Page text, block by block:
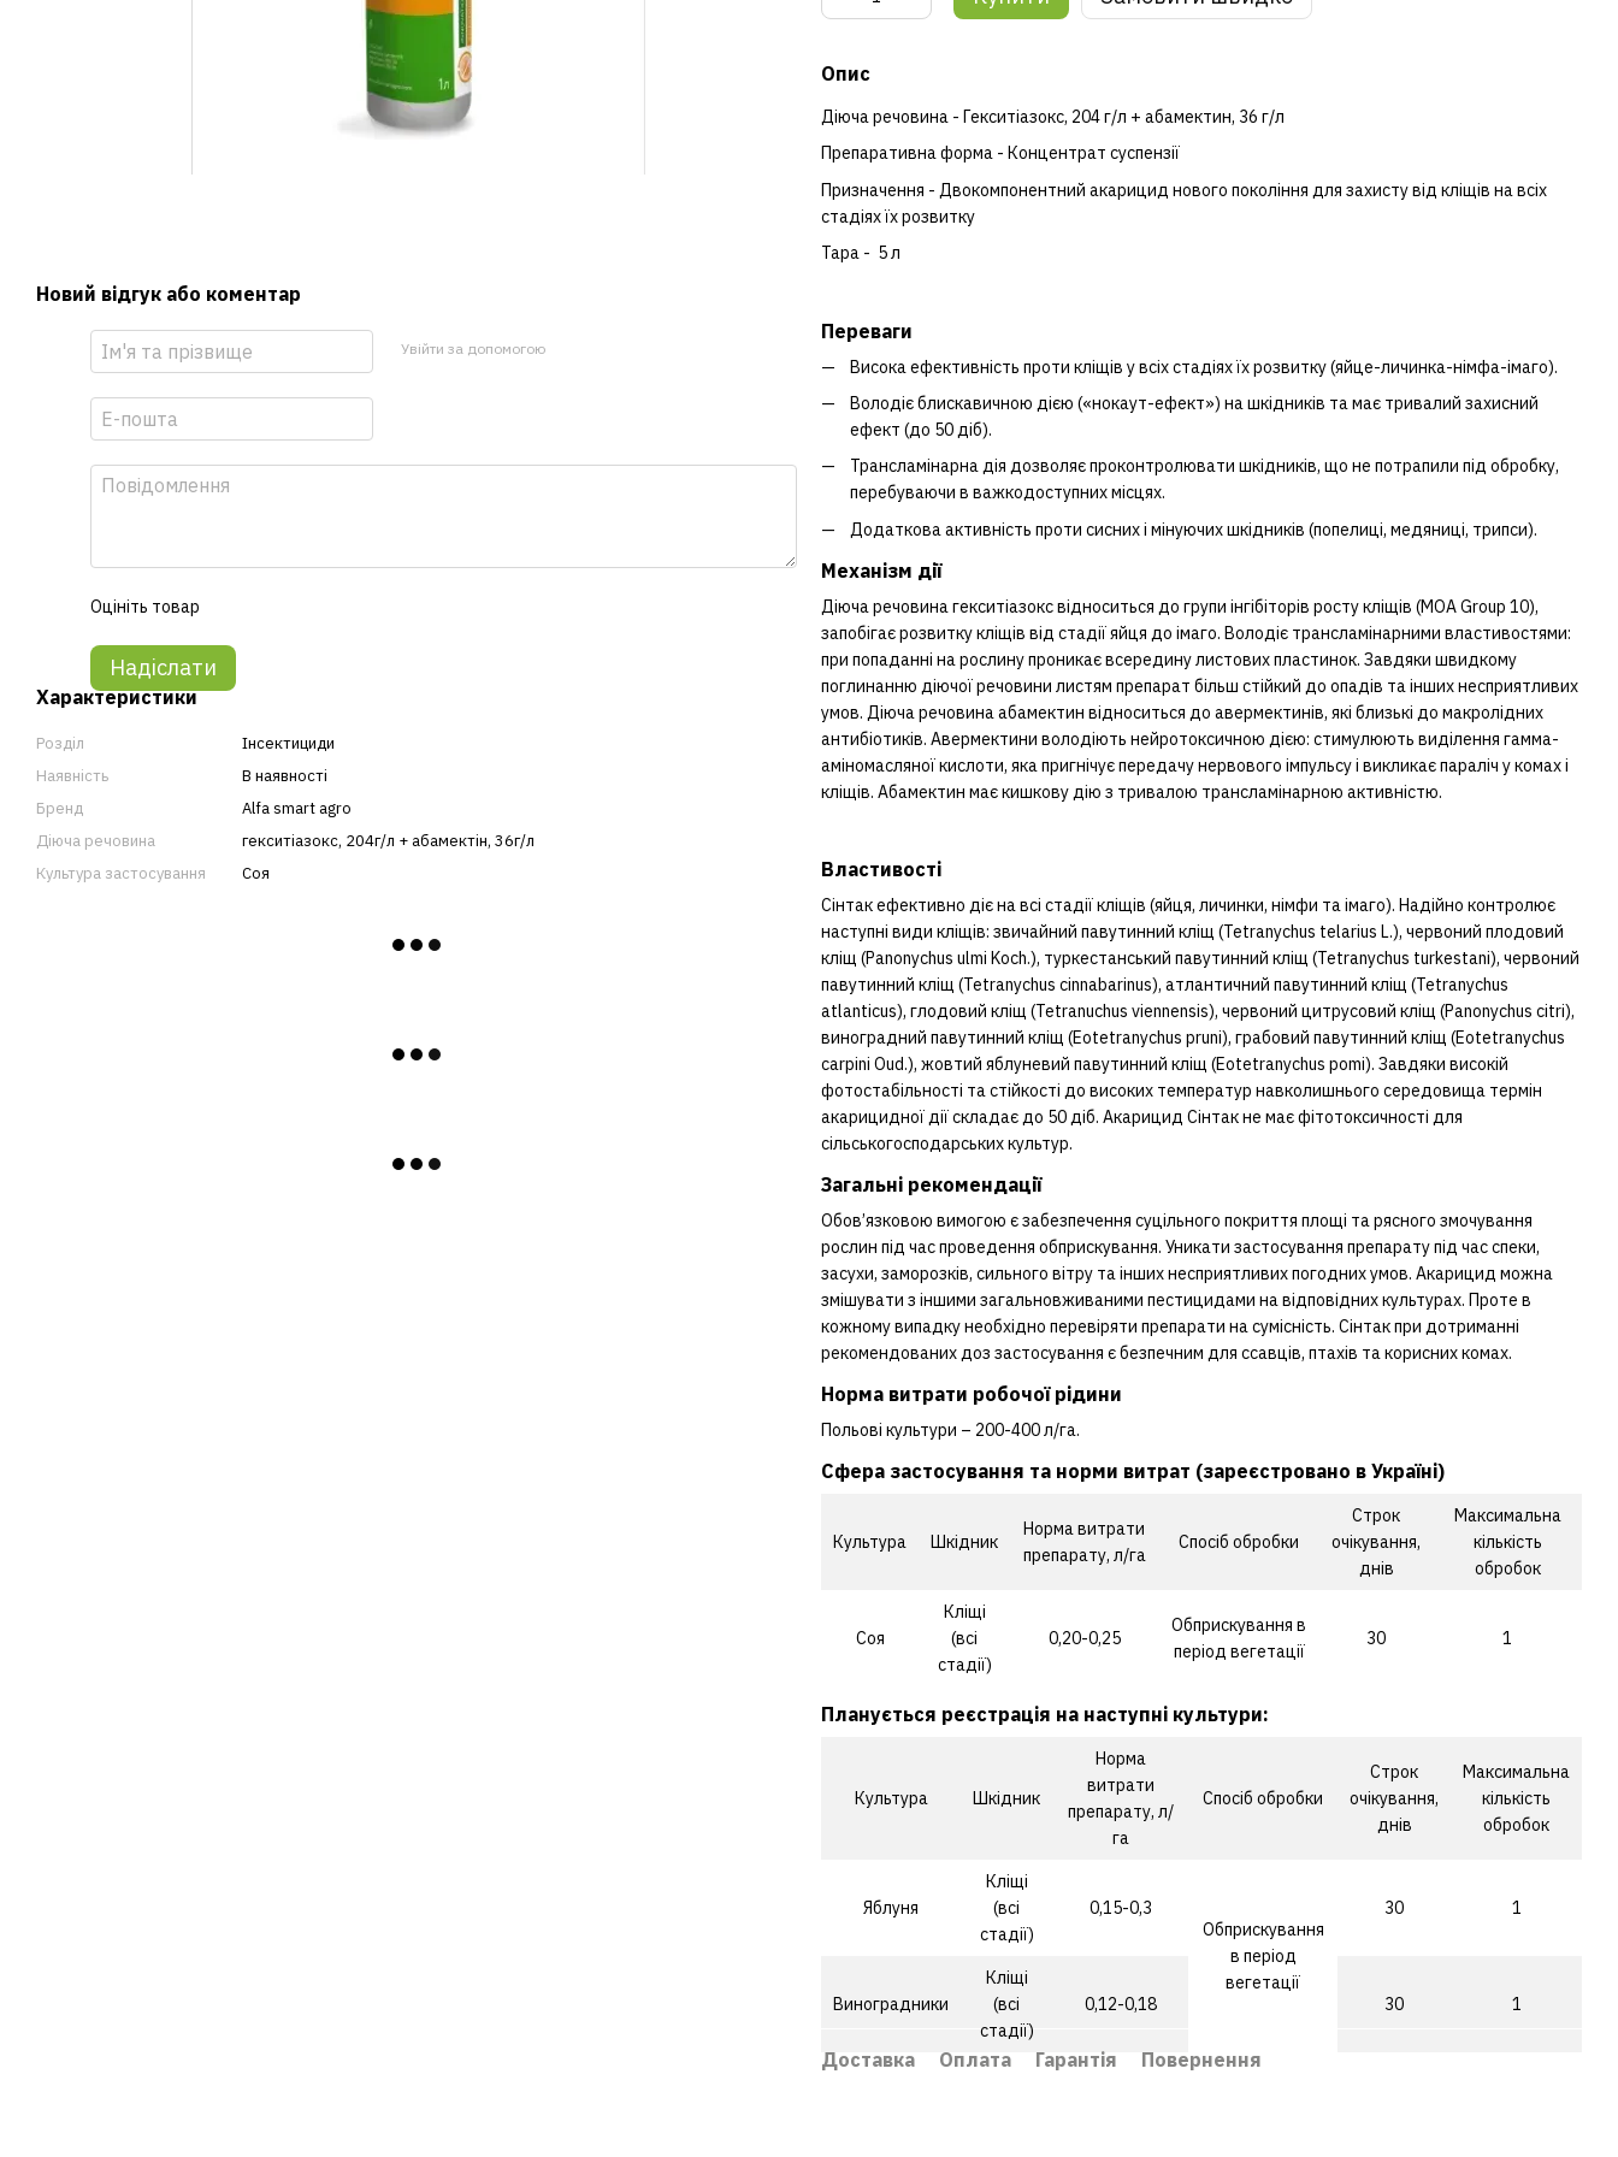
Новий відгук або коментар
Увійти за допомогою
Оцініть товар
Надіслати
Характеристики
Розділ
Інсектициди
Наявність
В наявності
Бренд
Alfa smart agro
Діюча речовина
гекситіазокс, 204г/л + абамектін, 36г/л
Культура застосування
Соя
Опис
Діюча речовина - Гекситіазокс, 204 г/л + абамектин, 36 г/л
Препаративна форма - Концентрат cуспензії
Призначення - Двокомпонентний акарицид нового покоління для захисту від кліщів на всіх
стадіях їх розвитку
Тара - 5 л
Переваги
Висока ефективність проти кліщів у всіх стадіях їх розвитку (яйце-личинка-німфа-імаго).
Володіє блискавичною дією («нокаут-ефект») на шкідників та має тривалий захисний
ефект (до 50 діб).
Трансламінарна дія дозволяє проконтролювати шкідників, що не потрапили під обробку,
перебуваючи в важкодоступних місцях.
Додаткова активність проти сисних і мінуючих шкідників (попелиці, медяниці, трипси).
Механізм дії
Діюча речовина гекситіазокс відноситься до групи інгібіторів росту кліщів (MOA Group 10),
запобігає розвитку кліщів від стадії яйця до імаго. Володіє трансламінарними властивостями:
при попаданні на рослину проникає всередину листових пластинок. Завдяки швидкому
поглинанню діючої речовини листям препарат більш стійкий до опадів та інших несприятливих
умов. Діюча речовина абамектин відноситься до авермектинів, які близькі до макролідних
антибіотиків. Авермектини володіють нейротоксичною дією: стимулюють виділення гамма-
аміномасляної кислоти, яка пригнічує передачу нервового імпульсу і викликає параліч у комах і
кліщів. Абамектин має кишкову дію з тривалою трансламінарною активністю.
Властивості
Сінтак ефективно діє на всі стадії кліщів (яйця, личинки, німфи та імаго). Надійно контролює
наступні види кліщів: звичайний павутинний кліщ (Tetranychus telarius L.), червоний плодовий
кліщ (Panonychus ulmi Koch.), туркестанський павутинний кліщ (Tetranychus turkestani), червоний
павутинний кліщ (Tetranychus cinnabarinus), атлантичний павутинний кліщ (Tetranychus
atlanticus), глодовий кліщ (Tetranuchus viennensis), червоний цитрусовий кліщ (Panonychus citri),
виноградний павутинний кліщ (Eotetranychus pruni), грабовий павутинний кліщ (Eotetranychus
carpini Oud.), жовтий яблуневий павутинний кліщ (Eotetranychus pomi). Завдяки високій
фотостабільності та стійкості до високих температур навколишнього середовища термін
акарицидної дії складає до 50 діб. Акарицид Сінтак не має фітотоксичності для
сільськогосподарських культур.
Загальні рекомендації
Обов’язковою вимогою є забезпечення суцільного покриття площі та рясного змочування
рослин під час проведення обприскування. Уникати застосування препарату під час спеки,
засухи, заморозків, сильного вітру та інших несприятливих погодних умов. Акарицид можна
змішувати з іншими загальновживаними пестицидами на відповідних культурах. Проте в
кожному випадку необхідно перевіряти препарати на сумісність. Сінтак при дотриманні
рекомендованих доз застосування є безпечним для ссавців, птахів та корисних комах.
Норма витрати робочої рідини
Польові культури – 200-400 л/га.
Cфера застосування та норми витрат (зареєстровано в Україні)
Культура Шкідник
Норма витрати
препарату, л/га
Спосіб обробки
Строк
очікування,
днів
Максимальна
кількість
обробок
Соя
Кліщі
(всі
стадії)
0,20-0,25
Обприскування в
період вегетації
30 1
Планується реєстрація на наступні культури:
Культура Шкідник
Норма
витрати
препарату, л/
га
Спосіб обробки
Строк
очікування,
днів
Максимальна
кількість
обробок
Яблуня
Кліщі
(всі
стадії)
0,15-0,3
Обприскування
в період
вегетації
30 1
Виноградники
Кліщі
(всі
стадії)
0,12-0,18 30 1
Доставка Оплата Гарантія Повернення